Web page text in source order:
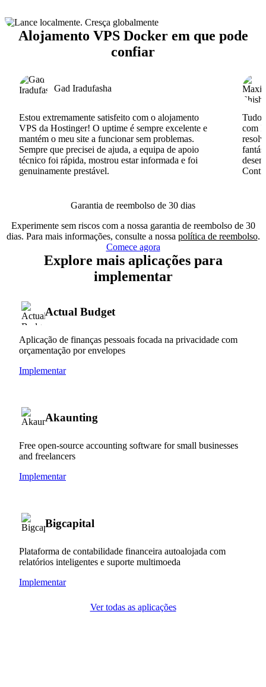
Alojamento VPS Docker em que pode
confiar
Gad Iradufasha
Estou extremamente satisfeito com o alojamento
VPS da Hostinger! O uptime é sempre excelente e
mantém o meu site a funcionar sem problemas.
Sempre que precisei de ajuda, a equipa de apoio
técnico foi rápida, mostrou estar informada e foi
genuinamente prestável.
Tudo
com
Garantia de reembolso de 30 dias
Experimente sem riscos com a nossa garantia de reembolso de 30
dias. Para mais informações, consulte a nossa política de reembolso.
Comece agora
Explore mais aplicações para
implementar
Actual Budget
Aplicação de finanças pessoais focada na privacidade com
orçamentação por envelopes
Implementar
Akaunting
Free open-source accounting software for small businesses
and freelancers
Implementar
Bigcapital
Plataforma de contabilidade financeira autoalojada com
relatórios inteligentes e suporte multimoeda
Implementar
Ver todas as aplicações